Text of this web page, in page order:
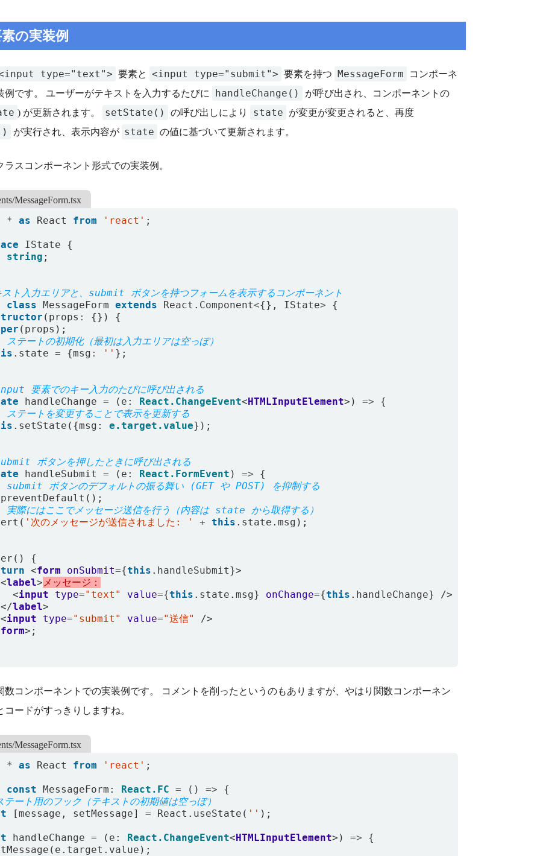
の実装例
type="text"> 要素と <input type="submit"> 要素を持つ MessageForm
コンポーネ
例です。 ユーザーがテキストを入力するたびに
handleChange() が呼び出され、コンポーネントの
) が更新されます。 setState() の呼び出しにより state が変更が変更されると、再度
が実行され、表示内容が state の値に基づいて更新されます。
ラスコンポーネント形式での実装例。
MessageForm.tsx
* as React from 'react' ;
IState
{
string ;
class MessageForm extends React . Component<{}, IState>
{
( props : {})
{
( props );
. state = {msg : '' };
handleChange = ( e : React.ChangeEvent<HTMLInputElement>) =>
{
. setState ({msg : e.target.value});
handleSubmit = ( e : React.FormEvent ) =>
{
preventDefault ();
( '次のメッセージが送信されました: ' + this . state . msg );
{
<form onSubmit={this . handleSubmit}>
<label> メッセージ：
<input type="text" value={this . state . msg} onChange={this . handleChange}
/>
</label>
<input type="submit" value="送信"
/>
form>;
数コンポーネントでの実装例です。 コメントを削ったというのもありますが、やはり関数コンポーネン
コードがすっきりしますね。
MessageForm.tsx
* as React from 'react' ;
const MessageForm : React.FC = () =>
{
[message , setMessage] = React . useState ( '' );
handleChange = ( e : React.ChangeEvent<HTMLInputElement>) =>
{
( e . target . value );